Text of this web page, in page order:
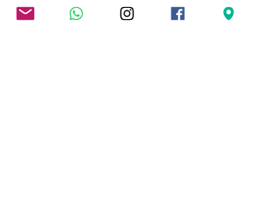
sociales (
Instagram y Facebook).